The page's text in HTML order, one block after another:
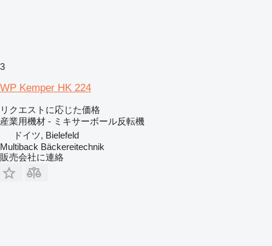
3
WP Kemper HK 224
リクエストに応じた価格
産業用機材 - ミキサーボール反転機
ドイツ, Bielefeld
Multiback Bäckereitechnik
販売会社に連絡